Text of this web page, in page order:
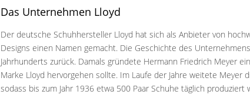
Das Unternehmen Lloyd
Der deutsche Schuhhersteller Lloyd hat sich als Anbieter von
Designs einen Namen gemacht. Die Geschichte des
Jahrhunderts zurück. Damals gründete Hermann Friedrich Meyer
Marke Lloyd hervorgehen sollte. Im Laufe der Jahre weitete Meyer
sodass bis zum Jahr 1936 etwa 500 Paar Schuhe täglich produziert